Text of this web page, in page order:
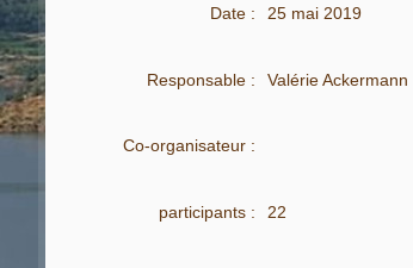
Date : 25 mai 2019
Responsable : Valérie Ackermann
Co-organisateur :
participants : 22